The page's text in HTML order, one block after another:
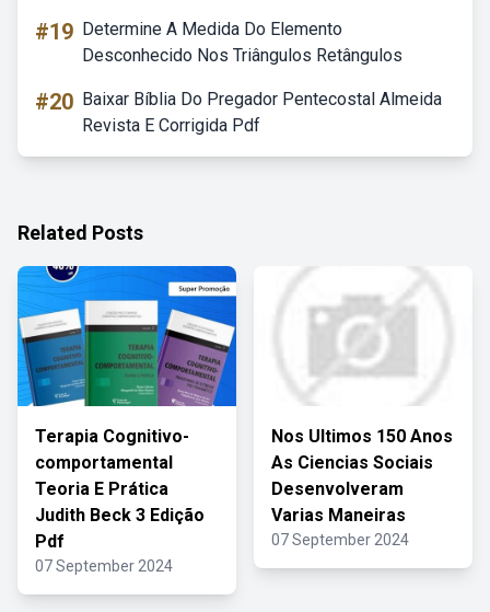
#19 Determine A Medida Do Elemento
Desconhecido Nos Triângulos Retângulos
#20 Baixar Bíblia Do Pregador Pentecostal Almeida
Revista E Corrigida Pdf
Related Posts
Terapia Cognitivo-
comportamental
Teoria E Prática
Judith Beck 3 Edição
Pdf
07 September 2024
Nos Ultimos 150 Anos
As Ciencias Sociais
Desenvolveram
Varias Maneiras
07 September 2024